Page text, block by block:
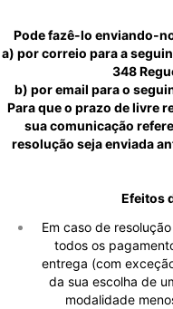
Pode fazê-lo enviando-
a) por correio para a
348
b) por email para o
Para que o prazo de livre
sua comunicação
resolução seja enviada
Efeitos
Em caso de
todos os
entrega (com
da sua escolha de
modalidade